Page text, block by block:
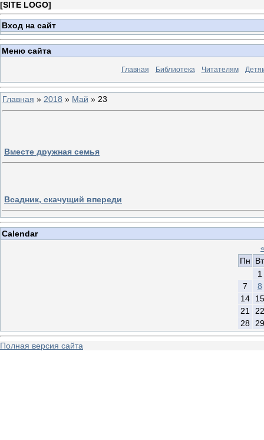
[SITE LOGO]
Вход на сайт
Меню сайта
Главная Библиотека Читателям
Главная » 2018 » Май » 23
Вместе дружная семья
Всадник, скачущий впереди
Calendar
Пн
Вт
1
7
8
14
15
21
22
28
29
Полная версия сайта